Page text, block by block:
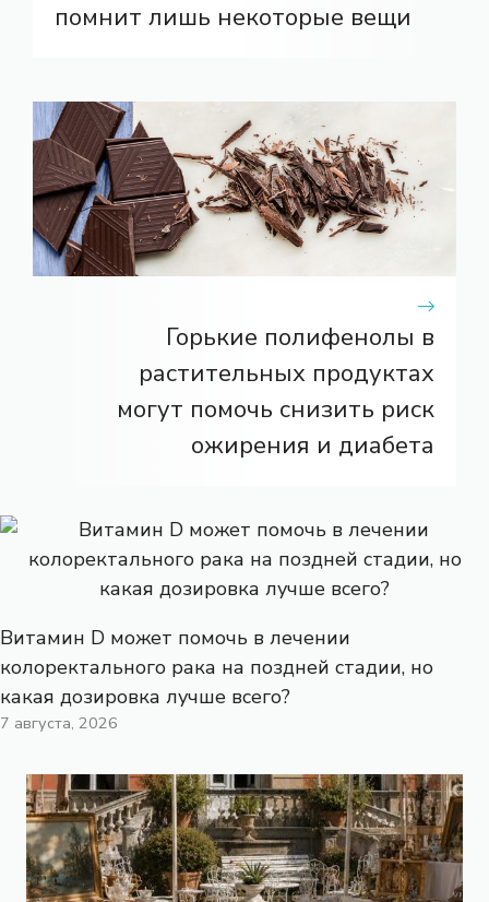
помнит лишь некоторые вещи
Горькие полифенолы в
растительных продуктах
могут помочь снизить риск
ожирения и диабета
Витамин D может помочь в лечении
колоректального рака на поздней стадии, но
какая дозировка лучше всего?
7 августа, 2026